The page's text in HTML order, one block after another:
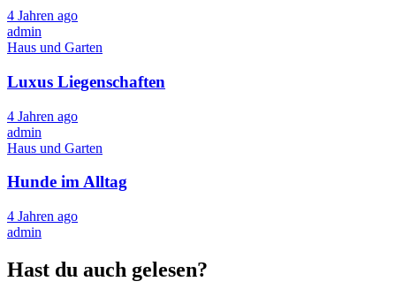
4 Jahren ago
admin
Haus und Garten
Luxus Liegenschaften
4 Jahren ago
admin
Haus und Garten
Hunde im Alltag
4 Jahren ago
admin
Hast du auch gelesen?